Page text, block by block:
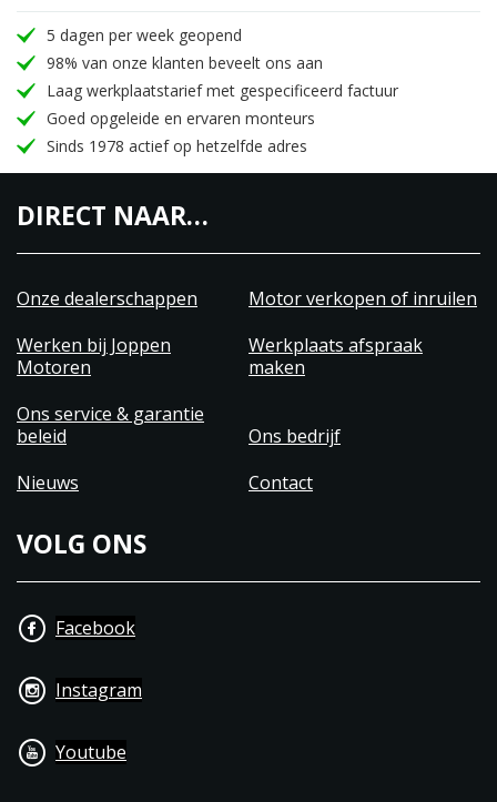
5 dagen per week geopend
98% van onze klanten beveelt ons aan
Laag werkplaatstarief met gespecificeerd factuur
Goed opgeleide en ervaren monteurs
Sinds 1978 actief op hetzelfde adres
DIRECT NAAR…
Onze dealerschappen
Motor verkopen of inruilen
Werken bij Joppen
Motoren
Werkplaats afspraak
maken
Ons service & garantie
beleid
Ons bedrijf
Nieuws
Contact
VOLG ONS
Facebook
Instagram
Youtube